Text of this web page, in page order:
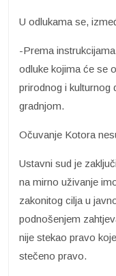
U odlukama se,
-Prema
odluke kojima će se
prirodnog i kulturnog
gradnjom.
Očuvanje Kotora
Ustavni sud je
na mirno uživanje
zakonitog cilja u
podnošenjem
nije stekao pravo
stečeno pravo.